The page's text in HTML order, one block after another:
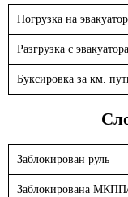
Погрузка на эвакуатор
Разгрузка с эвакуатора
Буксировка за км.
Заблокирован руль
Заблокирована